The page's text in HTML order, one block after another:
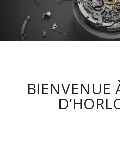
BIENVENUE